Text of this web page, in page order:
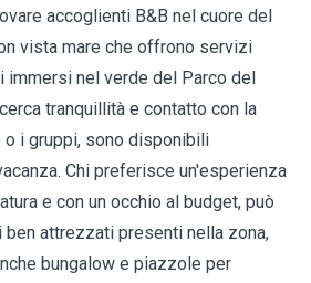
accoglienti B&B nel cuore del
vista mare che offrono servizi
immersi nel verde del Parco del
tranquillità e contatto con la
o i gruppi, sono disponibili
Chi preferisce un'esperienza
e con un occhio al budget, può
attrezzati presenti nella zona,
bungalow e piazzole per